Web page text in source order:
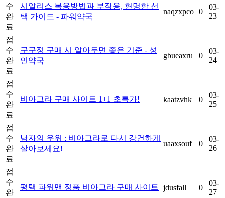
수
완
료
시알리스 복용방법과 부작용, 현명한 선
택 가이드 - 파워약국
naqzxpco 0
03-
23
접
수
완
료
구구정 구매 시 알아두면 좋은 기준 - 성
인약국
gbueaxru 0
03-
24
접
수
완
료
비아그라 구매 사이트 1+1 초특가! kaatzvhk 0
03-
25
접
수
완
료
남자의 우위 : 비아그라로 다시 강건하게
살아보세요!
uaaxsouf 0
03-
26
접
수
완
평택 파워맨 정품 비아그라 구매 사이트 jdusfall 0
03-
27